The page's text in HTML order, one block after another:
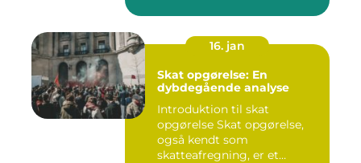
16. jan
Skat opgørelse: En
dybdegående analyse
Introduktion til skat
opgørelse Skat opgørelse,
også kendt som
skatteafregning, er et